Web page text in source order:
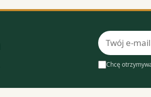
Adres
e-
mail
Chcę